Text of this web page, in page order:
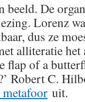
beeld. De
Lorenz
dus ze
alliteratie
flap of a
Robert C.
metafoor uit.